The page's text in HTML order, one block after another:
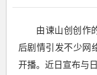
由谏山创创作
后剧情引发不少网
开播。近日宣布与